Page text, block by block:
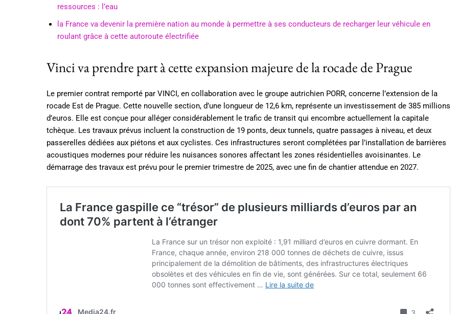
ressources : l’eau
la France va devenir la première nation au monde à permettre à ses conducteurs de recharger leur véhicule en
roulant grâce à cette autoroute électrifiée
Vinci va prendre part à cette expansion majeure de la rocade de Prague
Le premier contrat remporté par VINCI, en collaboration avec le groupe autrichien PORR, concerne l’extension de la
rocade Est de Prague. Cette nouvelle section, d’une longueur de 12,6 km, représente un investissement de 385 millions
d’euros. Elle est conçue pour alléger considérablement le trafic de transit qui encombre actuellement la capitale
tchèque. Les travaux prévus incluent la construction de 19 ponts, deux tunnels, quatre passages à niveau, et deux
passerelles dédiées aux piétons et aux cyclistes. Ces infrastructures seront complétées par l’installation de barrières
acoustiques modernes pour réduire les nuisances sonores affectant les zones résidentielles avoisinantes. Le
démarrage des travaux est prévu pour le premier trimestre de 2025, avec une fin de chantier attendue en 2027.